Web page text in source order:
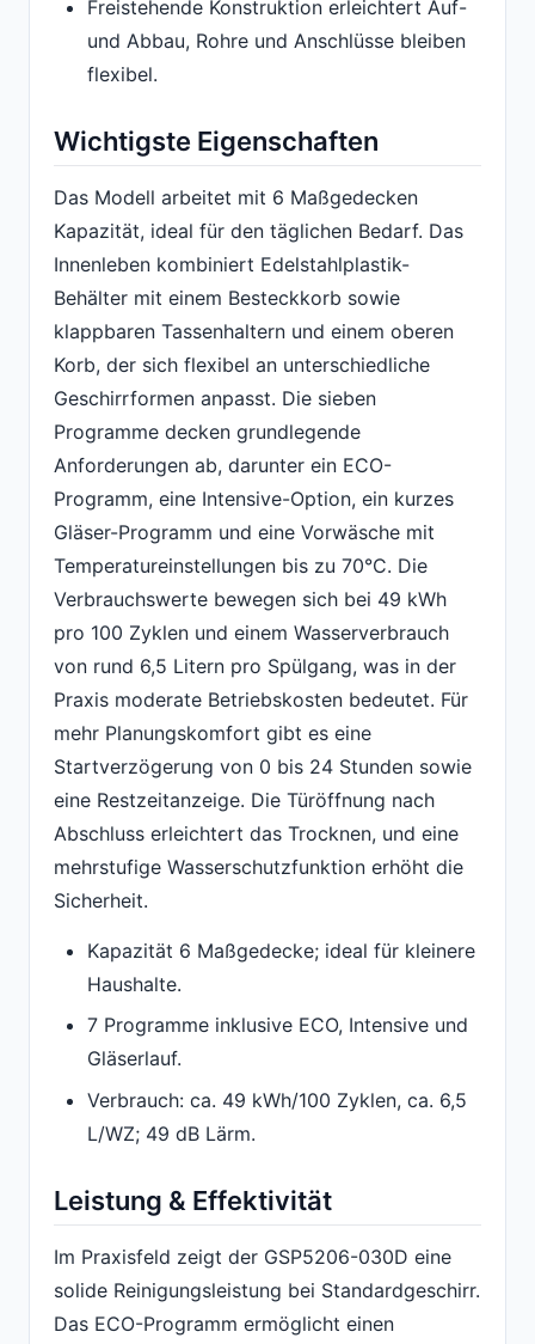
Freistehende Konstruktion erleichtert Auf-
und Abbau, Rohre und Anschlüsse bleiben
flexibel.
Wichtigste Eigenschaften
Das Modell arbeitet mit 6 Maßgedecken
Kapazität, ideal für den täglichen Bedarf. Das
Innenleben kombiniert Edelstahlplastik-
Behälter mit einem Besteckkorb sowie
klappbaren Tassenhaltern und einem oberen
Korb, der sich flexibel an unterschiedliche
Geschirrformen anpasst. Die sieben
Programme decken grundlegende
Anforderungen ab, darunter ein ECO-
Programm, eine Intensive-Option, ein kurzes
Gläser-Programm und eine Vorwäsche mit
Temperatureinstellungen bis zu 70°C. Die
Verbrauchswerte bewegen sich bei 49 kWh
pro 100 Zyklen und einem Wasserverbrauch
von rund 6,5 Litern pro Spülgang, was in der
Praxis moderate Betriebskosten bedeutet. Für
mehr Planungskomfort gibt es eine
Startverzögerung von 0 bis 24 Stunden sowie
eine Restzeitanzeige. Die Türöffnung nach
Abschluss erleichtert das Trocknen, und eine
mehrstufige Wasserschutzfunktion erhöht die
Sicherheit.
Kapazität 6 Maßgedecke; ideal für kleinere
Haushalte.
7 Programme inklusive ECO, Intensive und
Gläserlauf.
Verbrauch: ca. 49 kWh/100 Zyklen, ca. 6,5
L/WZ; 49 dB Lärm.
Leistung & Effektivität
Im Praxisfeld zeigt der GSP5206-030D eine
solide Reinigungsleistung bei Standardgeschirr.
Das ECO-Programm ermöglicht einen